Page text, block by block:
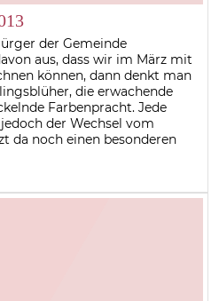
der Gemeinde
aus, dass wir im März mit
können, dann denkt man
die erwachende
Farbenpracht. Jede
der Wechsel vom
da noch einen besonderen